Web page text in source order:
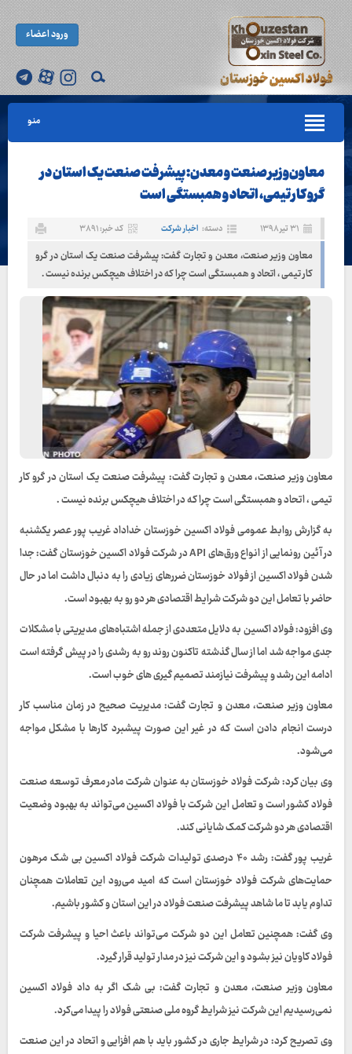
ورود اعضاء
منو
معاون‌وزیر صنعت و معدن: پیشرفت صنعت یک استان در
گرو کار تیمی، اتحاد و همبستگی است
۳۱ تیر ۱۳۹۸ دسته: اخبار شرکت کد خبر: ۳۸۹۱
معاون وزیر صنعت، معدن و تجارت گفت: پیشرفت صنعت یک استان در گرو
کار تیمی ، اتحاد و همبستگی است چرا که در اختلاف هیچکس برنده نیست .
معاون وزیر صنعت، معدن و تجارت گفت: پیشرفت صنعت یک استان در گرو کار
تیمی ، اتحاد و همبستگی است چرا که در اختلاف هیچکس برنده نیست .
به گزارش روابط عمومی فولاد اکسین خوزستان خداداد غریب پور عصر یکشنبه
در آئین رونمایی از انواع ورق‌های API در شرکت فولاد اکسین خوزستان گفت: جدا
شدن فولاد اکسین از فولاد خوزستان ضررهای زیادی را به دنبال داشت اما در حال
حاضر با تعامل این دو شرکت شرایط اقتصادی هر دو رو به بهبود است.
وی افزود: فولاد اکسین به دلایل متعددی از جمله اشتباه‌های مدیریتی با مشکلات
جدی مواجه شد اما از سال گذشته تاکنون روند رو به رشدی را در پیش گرفته است
ادامه این رشد و پیشرفت نیازمند تصمیم گیری های خوب است.
معاون وزیر صنعت، معدن و تجارت گفت: مدیریت صحیح در زمان مناسب کار
درست انجام دادن است که در غیر این صورت پیشبرد کارها با مشکل مواجه
می‌شود.
وی بیان کرد: شرکت فولاد خوزستان به عنوان شرکت مادر معرف توسعه صنعت
فولاد کشور است و تعامل این شرکت با فولاد اکسین می‌تواند به بهبود وضعیت
اقتصادی هر دو شرکت کمک شایانی کند.
غریب پور گفت: رشد ۴۰ درصدی تولیدات شرکت فولاد اکسین بی شک مرهون
حمایت‌های شرکت فولاد خوزستان است که امید می‌رود این تعاملات همچنان
تداوم یابد تا ما شاهد پیشرفت صنعت فولاد در این استان و کشور باشیم.
وی گفت: همچنین تعامل این دو شرکت می‌تواند باعث احیا و پیشرفت شرکت
فولاد کاویان نیز بشود و این شرکت نیز در مدار تولید قرار گیرد.
معاون وزیر صنعت، معدن و تجارت گفت: بی شک اگر به داد فولاد اکسین
نمی‌رسیدیم این شرکت نیز شرایط گروه ملی صنعتی فولاد را پیدا می‌کرد.
وی تصریح کرد: در شرایط جاری در کشور باید با هم افزایی و اتحاد در این صنعت